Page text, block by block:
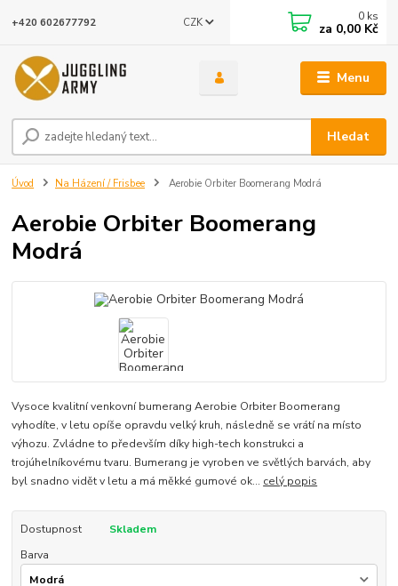
Menu
CZK
Hledat
+420 602677792 0 ks
za 0,00 Kč
Úvod Na Házení / Frisbee Aerobie Orbiter Boomerang Modrá
Aerobie Orbiter Boomerang
Modrá
Vysoce kvalitní venkovní bumerang Aerobie Orbiter Boomerang
vyhodíte, v letu opíše opravdu velký kruh, následně se vrátí na místo
výhozu. Zvládne to především díky high-tech konstrukci a
trojúhelníkovému tvaru. Bumerang je vyroben ve světlých barvách, aby
byl snadno vidět v letu a má měkké gumové ok... celý popis
Dostupnost
Skladem
Barva